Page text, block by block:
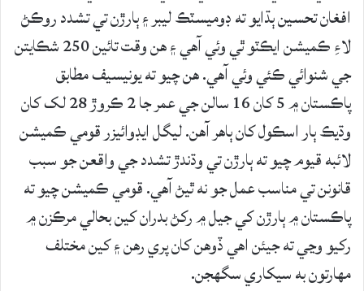
افغان تحسين ٻڌايو ته ڊوميسٽڪ ليبر ۽ ٻارڙن تي تشدد روڪڻ
لاءِ ڪميشن ايڪٽو ٿي وئي آهي ۽ هن وقت تائين 250 شڪايتن
جي شنوائي ڪئي وئي آهي. هن چيو ته يونيسيف مطابق
پاڪستان ۾ 5 کان 16 سالن جي عمر جا 2 ڪروڙ 28 لک کان
وڌيڪ ٻار اسڪول کان ٻاهر آهن. ليگل ايڊوائيزر قومي ڪميشن
لائبه قيوم چيو ته ٻارڙن تي وڌندڙ تشدد جي واقعن جو سبب
قانونن تي مناسب عمل جو نه ٿيڻ آهي. قومي ڪميشن چيو ته
پاڪستان ۾ ٻارڙن کي جيل ۾ رکڻ بدران کين بحالي مرڪزن ۾
رکيو وڃي ته جيئن اهي ڏوهن کان پري رهن ۽ کين مختلف
مهارتون به سيکاري سگهجن.